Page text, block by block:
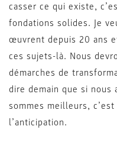
casser ce qui existe,
fondations solides. Je
œuvrent depuis 20 ans
ces sujets-là. Nous
démarches de
dire demain que si nous
sommes meilleurs,
l’anticipation.